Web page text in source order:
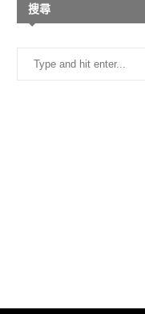
搜尋